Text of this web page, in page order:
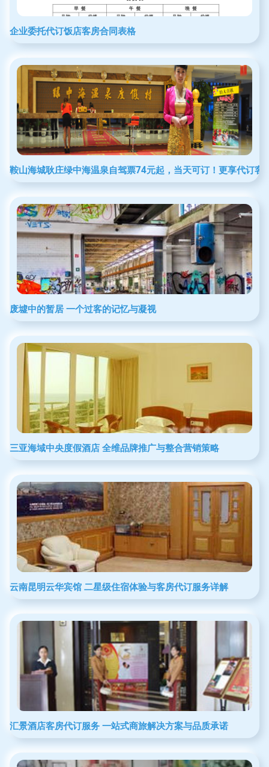
企业委托代订饭店客房合同表格
鞍山海城耿庄绿中海温泉自驾票74元起，当天可订！更享代订客
废墟中的暂居 一个过客的记忆与凝视
三亚海域中央度假酒店 全维品牌推广与整合营销策略
云南昆明云华宾馆 二星级住宿体验与客房代订服务详解
汇景酒店客房代订服务 一站式商旅解决方案与品质承诺